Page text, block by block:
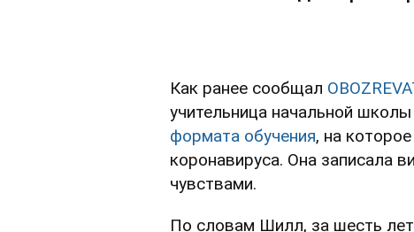
Как ранее сообщал
учительница начальной
формата обучения, на
коронавируса. Она записала
чувствами.
По словам Шилл, за шесть лет